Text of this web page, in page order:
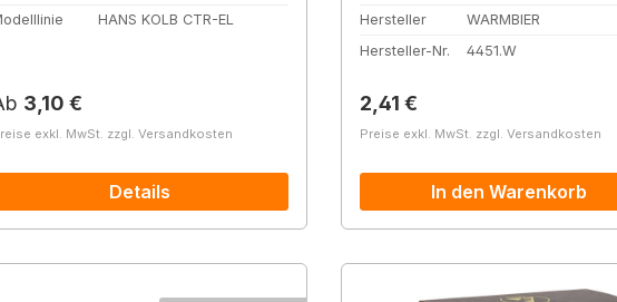
HANS KOLB CTR-EL
Preis:
3,10 €
exkl. MwSt. zzgl. Versandkosten
Details
Hersteller
WARMBIER
Hersteller-Nr.
4451.W
Regulärer Preis:
2,41 €
Preise exkl. MwSt. zzgl. Versandkosten
In den Warenkorb